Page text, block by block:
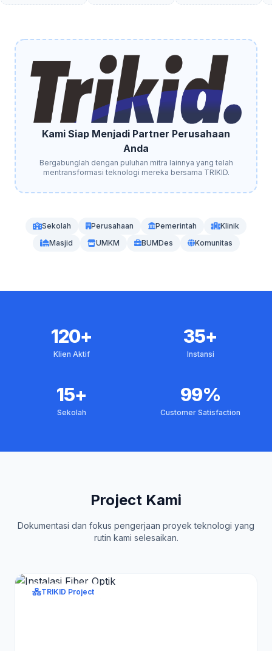
Kami Siap Menjadi Partner Perusahaan
Anda
Bergabunglah dengan puluhan mitra lainnya yang telah
mentransformasi teknologi mereka bersama TRIKID.
Sekolah Perusahaan Pemerintah
Klinik
Masjid
UMKM BUMDes Komunitas
120+
Klien Aktif
35+
Instansi
15+
Sekolah
99%
Customer Satisfaction
Project Kami
Dokumentasi dan fokus pengerjaan proyek teknologi yang
rutin kami selesaikan.
TRIKID Project